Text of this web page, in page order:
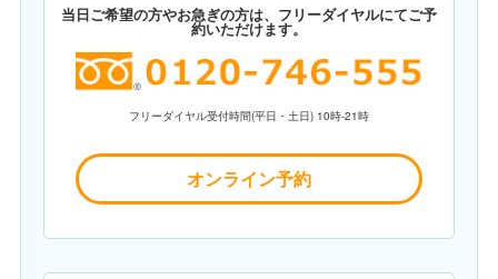
当日ご希望の方やお急ぎの方は、フリーダイヤルにてご予
約いただけます。
フリーダイヤル受付時間(平日・土日) 10時-21時
オンライン予約